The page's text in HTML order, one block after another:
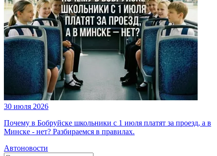
30 июля 2026
Почему в Бобруйске школьники с 1 июля платят за проезд, а в
Минске - нет? Разбираемся в правилах.
Автоновости